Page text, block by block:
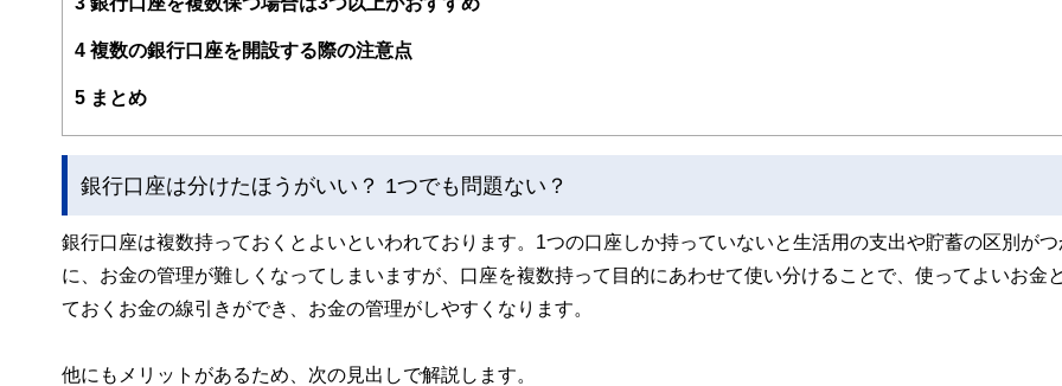
と、読み応えのあるコンテンツと確かな情報発信を実現しています。
4 複数の銀行口座を開設する際の注意点
5 まとめ
銀行口座は分けたほうがいい？ 1つでも問題ない？
銀行口座は複数持っておくとよいといわれております。1つの口座しか持っていないと生活用の支出や貯蓄の区別がつ
に、お金の管理が難しくなってしまいますが、口座を複数持って目的にあわせて使い分けることで、使ってよいお金
ておくお金の線引きができ、お金の管理がしやすくなります。
他にもメリットがあるため、次の見出しで解説します。